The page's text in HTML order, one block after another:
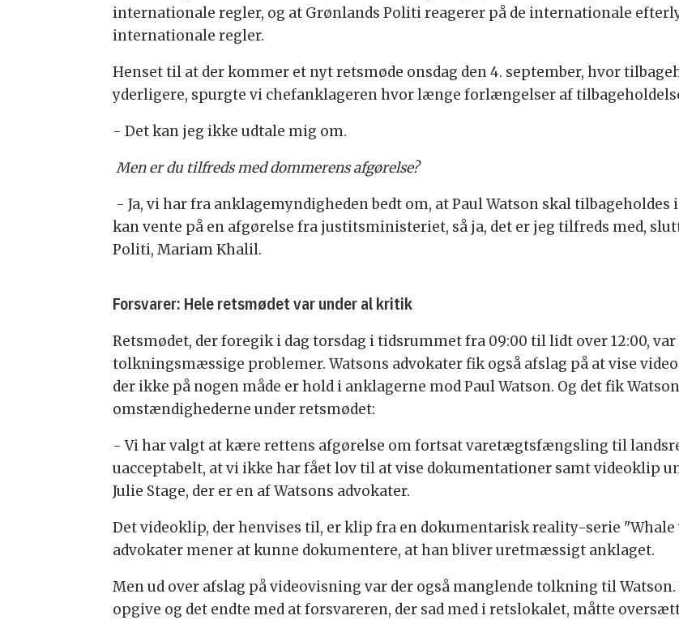
internationale regler, og at Grønlands Politi reagerer på de internationale
internationale regler.
Henset til at der kommer et nyt retsmøde onsdag den 4. september, hvor
yderligere, spurgte vi chefanklageren hvor længe forlængelser af
- Det kan jeg ikke udtale mig om.
Men er du tilfreds med dommerens afgørelse?
- Ja, vi har fra anklagemyndigheden bedt om, at Paul Watson skal
kan vente på en afgørelse fra justitsministeriet, så ja, det er jeg tilfreds med,
Politi, Mariam Khalil.
Forsvarer: Hele retsmødet var under al kritik
Retsmødet, der foregik i dag torsdag i tidsrummet fra 09:00 til lidt over 12:00,
tolkningsmæssige problemer. Watsons advokater fik også afslag på at vise
der ikke på nogen måde er hold i anklagerne mod Paul Watson. Og det fik
omstændighederne under retsmødet:
- Vi har valgt at kære rettens afgørelse om fortsat varetægtsfængsling til
uacceptabelt, at vi ikke har fået lov til at vise dokumentationer samt videoklip
Julie Stage, der er en af Watsons advokater.
Det videoklip, der henvises til, er klip fra en dokumentarisk reality-serie "Whale
advokater mener at kunne dokumentere, at han bliver uretmæssigt anklaget.
Men ud over afslag på videovisning var der også manglende tolkning til
opgive og det endte med at forsvareren, der sad med i retslokalet, måtte